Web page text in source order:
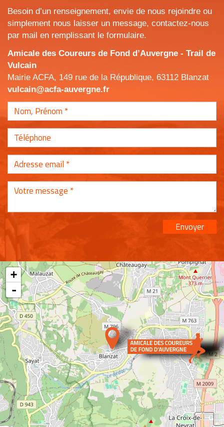
Besoin d’un renseignement, envie de nous rejoindre ou
simplement nous laisser un message, contactez-nous
par mail en remplissant le formulaire.
Amicale des Coureurs de Fond d’Auvergne - Trail de
Vulcain
Mairie ACFA, 149 rue de la République, 63112 Blanzat
vulcain@acfa-auvergne.fr
Envoyer
+
-